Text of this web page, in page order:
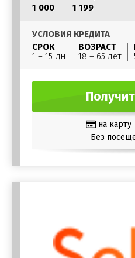
1 000
1 199
УСЛОВИЯ КРЕДИТА
СРОК
1 – 15 дн
ВОЗРАСТ
18 – 65 лет
на карту
Без